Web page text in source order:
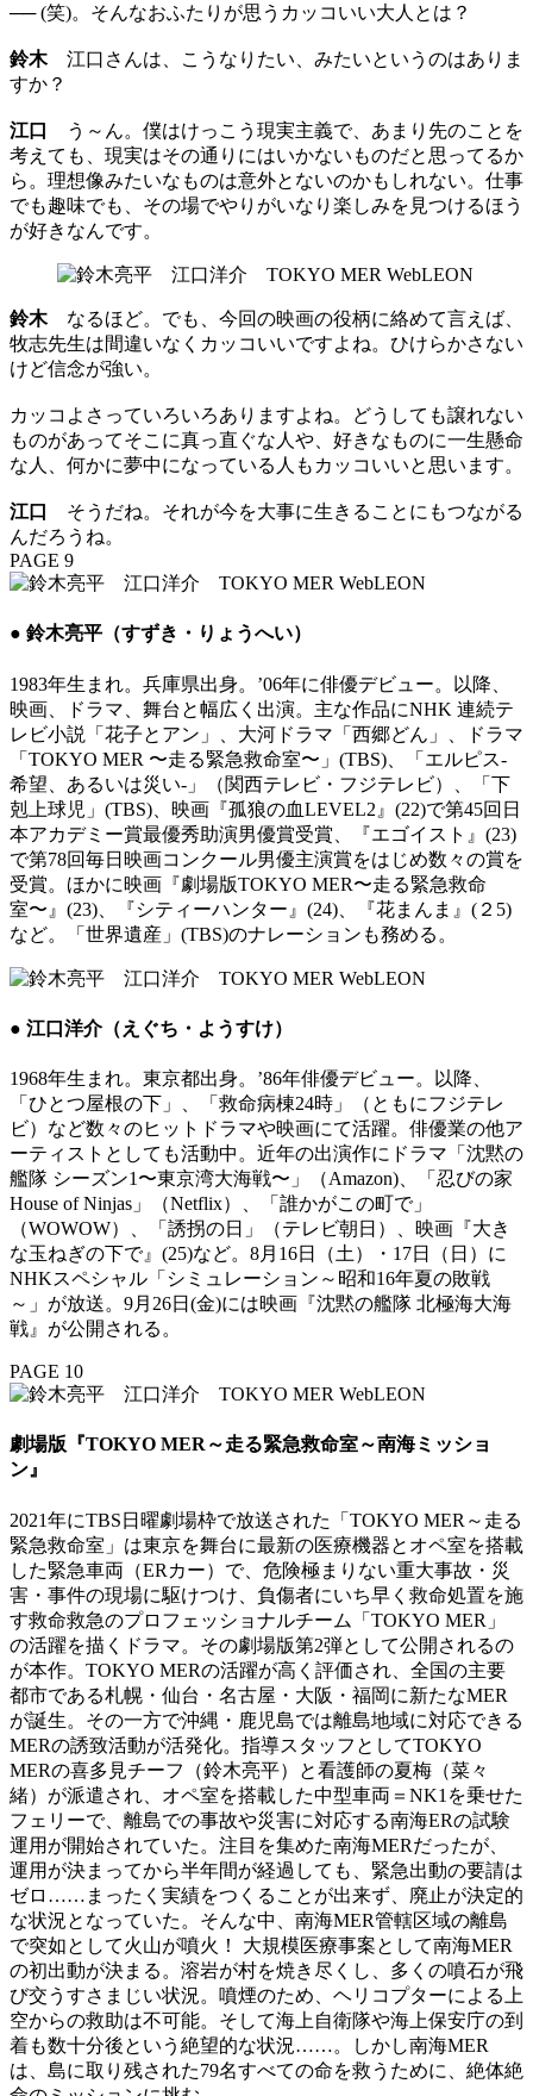
── (笑)。そんなおふたりが思うカッコいい大人とは？
鈴木江口さんは、こうなりたい、みたいというのはありま
すか？
江口
う～ん。僕はけっこう現実主義で、あまり先のことを
考えても、現実はその通りにはいかないものだと思ってるか
ら。理想像みたいなものは意外とないのかもしれない。仕事
でも趣味でも、その場でやりがいなり楽しみを見つけるほう
が好きなんです。
鈴木なるほど。でも、今回の映画の役柄に絡めて言えば、
牧志先生は間違いなくカッコいいですよね。ひけらかさない
けど信念が強い。
カッコよさっていろいろありますよね。どうしても譲れない
ものがあってそこに真っ直ぐな人や、好きなものに一生懸命
な人、何かに夢中になっている人もカッコいいと思います。
江口
そうだね。それが今を大事に生きることにもつながる
んだろうね。
PAGE 9
● 鈴木亮平（すずき・りょうへい）
1983年生まれ。兵庫県出身。’06年に俳優デビュー。以降、
映画、ドラマ、舞台と幅広く出演。主な作品にNHK 連続テ
レビ小説「花子とアン」、大河ドラマ「西郷どん」、ドラマ
「TOKYO MER 〜走る緊急救命室〜」(TBS)、「エルピス-
希望、あるいは災い-」（関西テレビ・フジテレビ）、「下
剋上球児」(TBS)、映画『孤狼の血LEVEL2』(22)で第45回日
本アカデミー賞最優秀助演男優賞受賞、『エゴイスト』(23)
で第78回毎日映画コンクール男優主演賞をはじめ数々の賞を
受賞。ほかに映画『劇場版TOKYO MER〜走る緊急救命
室〜』(23)、『シティーハンター』(24)、『花まんま』(２5)
など。「世界遺産」(TBS)のナレーションも務める。
● 江口洋介（えぐち・ようすけ）
1968年生まれ。東京都出身。’86年俳優デビュー。以降、
「ひとつ屋根の下」、「救命病棟24時」（ともにフジテレ
ビ）など数々のヒットドラマや映画にて活躍。俳優業の他ア
ーティストとしても活動中。近年の出演作にドラマ「沈黙の
艦隊 シーズン1〜東京湾大海戦〜」（Amazon)、「忍びの家
House of Ninjas」（Netflix）、「誰かがこの町で」
（WOWOW）、「誘拐の日」（テレビ朝日）、映画『大き
な玉ねぎの下で』(25)など。8月16日（土）・17日（日）に
NHKスペシャル「シミュレーション～昭和16年夏の敗戦
～」が放送。9月26日(金)には映画『沈黙の艦隊 北極海大海
戦』が公開される。
PAGE 10
劇場版『TOKYO MER～走る緊急救命室～南海ミッショ
ン』
2021年にTBS日曜劇場枠で放送された「TOKYO MER～走る
緊急救命室」は東京を舞台に最新の医療機器とオペ室を搭載
した緊急車両（ERカー）で、危険極まりない重大事故・災
害・事件の現場に駆けつけ、負傷者にいち早く救命処置を施
す救命救急のプロフェッショナルチーム「TOKYO MER」
の活躍を描くドラマ。その劇場版第2弾として公開されるの
が本作。TOKYO MERの活躍が高く評価され、全国の主要
都市である札幌・仙台・名古屋・大阪・福岡に新たなMER
が誕生。その一方で沖縄・鹿児島では離島地域に対応できる
MERの誘致活動が活発化。指導スタッフとしてTOKYO
MERの喜多見チーフ（鈴木亮平）と看護師の夏梅（菜々
緒）が派遣され、オペ室を搭載した中型車両＝NK1を乗せた
フェリーで、離島での事故や災害に対応する南海ERの試験
運用が開始されていた。注目を集めた南海MERだったが、
運用が決まってから半年間が経過しても、緊急出動の要請は
ゼロ……まったく実績をつくることが出来ず、廃止が決定的
な状況となっていた。そんな中、南海MER管轄区域の離島
で突如として火山が噴火！ 大規模医療事案として南海MER
の初出動が決まる。溶岩が村を焼き尽くし、多くの噴石が飛
び交うすさまじい状況。噴煙のため、ヘリコプターによる上
空からの救助は不可能。そして海上自衛隊や海上保安庁の到
着も数十分後という絶望的な状況……。しかし南海MER
は、島に取り残された79名すべての命を救うために、絶体絶